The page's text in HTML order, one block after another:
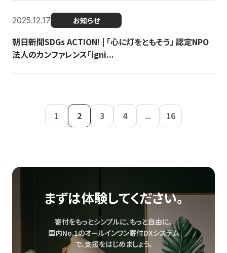
2025.12.17 お知らせ
朝日新聞SDGs ACTION! | 「心に灯をともそう」 認定NPO
法人のカンファレンス「igni...
1 2 3 4 ... 16
まずは体験してください。
寄付をもっとシンプルに、もっと自由に。
国内No.1のオールインワン寄付DXシステム
で、支援をはじめましょう。